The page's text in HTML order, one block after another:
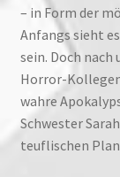
– in Form der
Anfangs sieht
sein. Doch
Horror-
wahre
Schwester
teuflischen